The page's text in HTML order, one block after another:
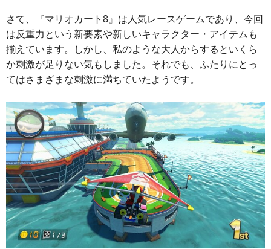
さて、『マリオカート8』は人気レースゲームであり、今回
は反重力という新要素や新しいキャラクター・アイテムも
揃えています。しかし、私のような大人からするといくら
か刺激が足りない気もしました。それでも、ふたりにとっ
てはさまざまな刺激に満ちていたようです。